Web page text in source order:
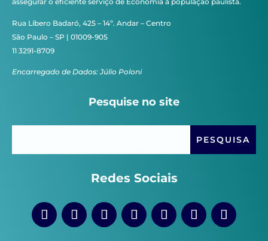
Rua Líbero Badaró, 425 – 14º. Andar – Centro
São Paulo – SP | 01009-905
11 3291-8709
Encarregado de Dados: Júlio Poloni
Pesquise no site
Redes Sociais